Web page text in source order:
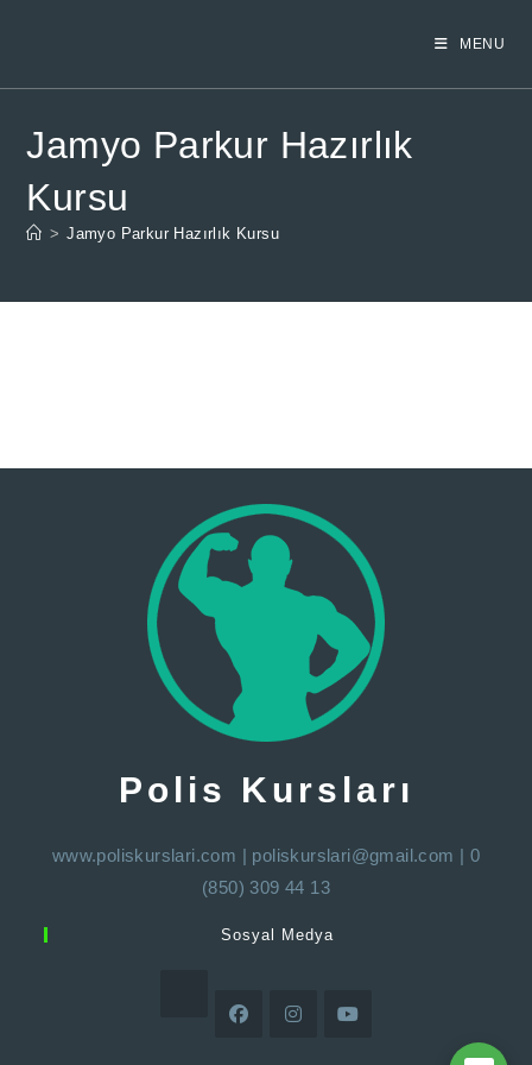
MENU
Jamyo Parkur Hazırlık
Kursu
> Jamyo Parkur Hazırlık Kursu
Polis Kursları
www.poliskurslari.com | poliskurslari@gmail.com | 0
(850) 309 44 13
Sosyal Medya